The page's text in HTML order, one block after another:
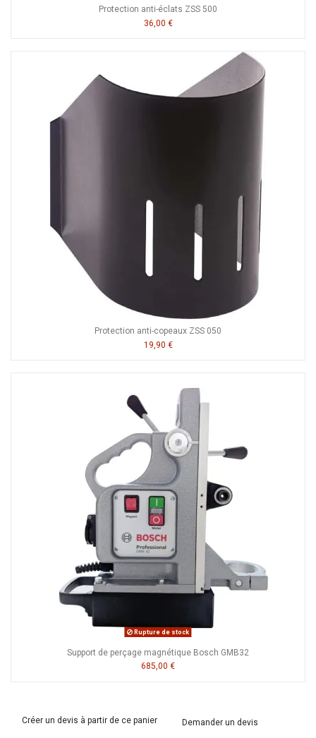
Protection anti-éclats ZSS 500
36,00 €
Protection anti-copeaux ZSS 050
19,90 €
Rupture de stock
Support de perçage magnétique Bosch GMB32
685,00 €
Créer un devis à partir de ce panier Demander un devis